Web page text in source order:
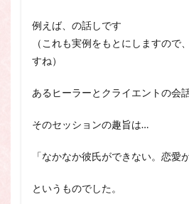
例えば、の話しです
（これも実例をもとにしますので
すね）
あるヒーラーとクライエントの会話
そのセッションの趣旨は…
「なかなか彼氏ができない。恋愛
というものでした。